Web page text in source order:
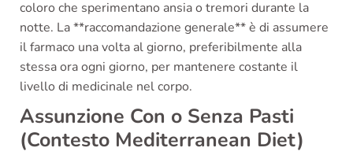
coloro che sperimentano ansia o tremori durante la
notte. La **raccomandazione generale** è di assumere
il farmaco una volta al giorno, preferibilmente alla
stessa ora ogni giorno, per mantenere costante il
livello di medicinale nel corpo.
Assunzione Con o Senza Pasti
(Contesto Mediterranean Diet)